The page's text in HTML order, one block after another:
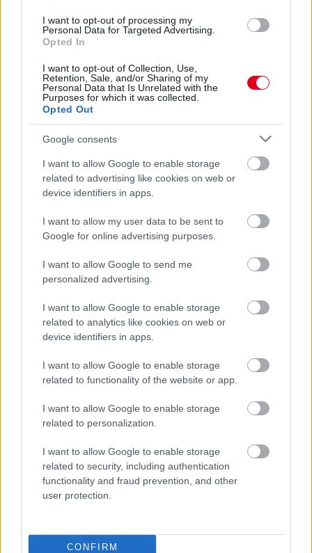
I want to opt-out of processing my
Personal Data for Targeted Advertising.
Opted In
I want to opt-out of Collection, Use,
Retention, Sale, and/or Sharing of my
Personal Data that Is Unrelated with the
Purposes for which it was collected.
Opted Out
Google consents
I want to allow Google to enable storage
related to advertising like cookies on web or
device identifiers in apps.
I want to allow my user data to be sent to
Google for online advertising purposes.
I want to allow Google to send me
personalized advertising.
I want to allow Google to enable storage
related to analytics like cookies on web or
device identifiers in apps.
I want to allow Google to enable storage
related to functionality of the website or app.
I want to allow Google to enable storage
related to personalization.
I want to allow Google to enable storage
related to security, including authentication
functionality and fraud prevention, and other
user protection.
CONFIRM
1 napja
körrekordon
1 napja
Sajtó: Az Aston Martintól érkezik Lambiase utódja a Red
Bullhoz?
1 napja